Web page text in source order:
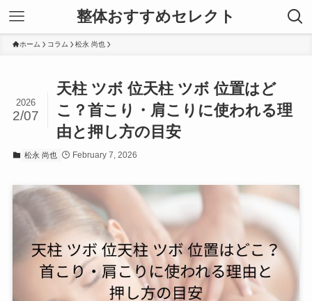
整体おすすめセレクト
ホーム コラム 松永 尚也
天柱 ツボ 位天柱 ツボ 位置はど
こ？首こり・肩こりに使われる理
由と押し方の目安
2026
2/07
松永 尚也 February 7, 2026